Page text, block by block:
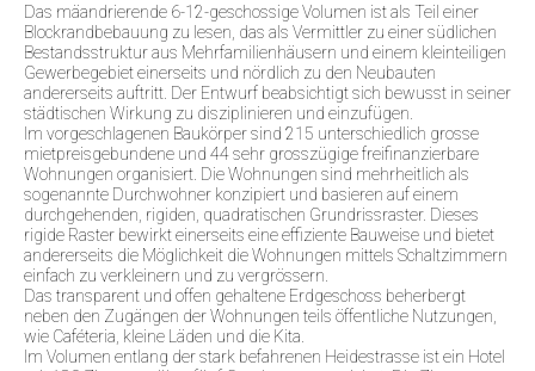
Das mäandrierende 6-12-geschossige Volumen ist als Teil einer
Blockrandbebauung zu lesen, das als Vermittler zu einer südlichen
Bestandsstruktur aus Mehrfamilienhäusern und einem kleinteiligen
Gewerbegebiet einerseits und nördlich zu den Neubauten
andererseits auftritt. Der Entwurf beabsichtigt sich bewusst in seiner
städtischen Wirkung zu disziplinieren und einzufügen.
Im vorgeschlagenen Baukörper sind 215 unterschiedlich grosse
mietpreisgebundene und 44 sehr grosszügige freifinanzierbare
Wohnungen organisiert. Die Wohnungen sind mehrheitlich als
sogenannte Durchwohner konzipiert und basieren auf einem
durchgehenden, rigiden, quadratischen Grundrissraster. Dieses
rigide Raster bewirkt einerseits eine effiziente Bauweise und bietet
andererseits die Möglichkeit die Wohnungen mittels Schaltzimmern
einfach zu verkleinern und zu vergrössern.
Das transparent und offen gehaltene Erdgeschoss beherbergt
neben den Zugängen der Wohnungen teils öffentliche Nutzungen,
wie Caféteria, kleine Läden und die Kita.
Im Volumen entlang der stark befahrenen Heidestrasse ist ein Hotel